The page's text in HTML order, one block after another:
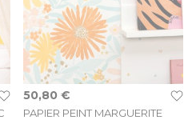
PAPIER PEINT MARGUERITE
50,80 €